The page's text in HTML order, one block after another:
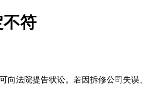
符
法院提告状讼。若因拆修公司失误